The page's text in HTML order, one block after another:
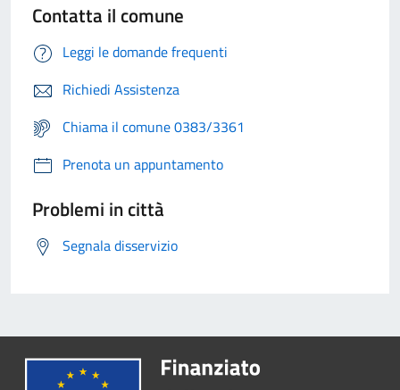
Contatta il comune
Leggi le domande frequenti
Richiedi Assistenza
Chiama il comune 0383/3361
Prenota un appuntamento
Problemi in città
Segnala disservizio